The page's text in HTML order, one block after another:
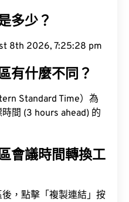
多少？
8th 2026, 7:25:29 pm
有什麼不同？
Standard Time）為
間 (3 hours ahead) 的
會議時間轉換工
，點擊「複製連結」按